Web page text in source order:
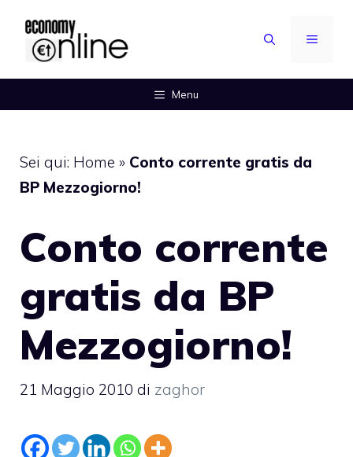
contenuto
MENU
Menu
Sei qui: Home » Conto corrente gratis da
BP Mezzogiorno!
Conto corrente
gratis da BP
Mezzogiorno!
21 Maggio 2010 di zaghor